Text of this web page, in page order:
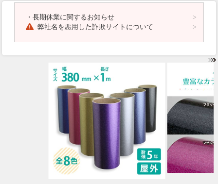
・ 長期休業に関するお知らせ
弊社名を悪用した詐欺サイトについて